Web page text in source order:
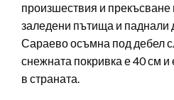
произшествия и
заледени пътища и паднали
Сараево осъмна под дебел
снежната покривка е 40 см
в страната.